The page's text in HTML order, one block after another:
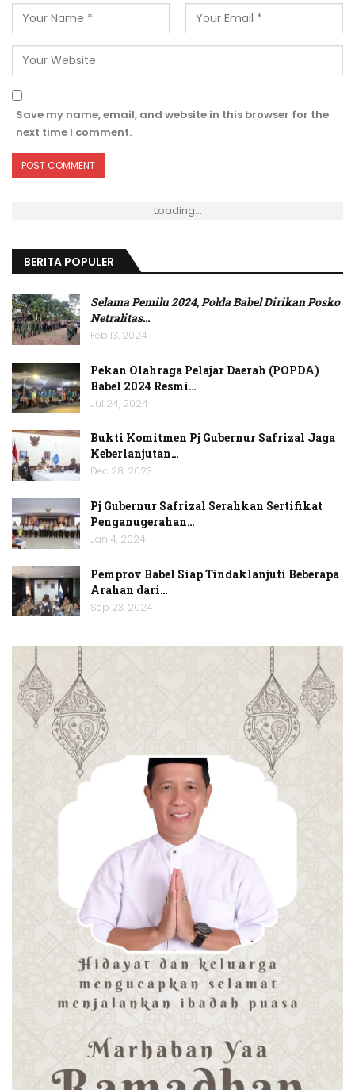
Save my name, email, and website in this browser for the
next time I comment.
Loading...
BERITA POPULER
Selama Pemilu 2024, Polda Babel Dirikan Posko
Netralitas…
Feb 13, 2024
Pekan Olahraga Pelajar Daerah (POPDA)
Babel 2024 Resmi…
Jul 24, 2024
Bukti Komitmen Pj Gubernur Safrizal Jaga
Keberlanjutan…
Dec 28, 2023
Pj Gubernur Safrizal Serahkan Sertifikat
Penganugerahan…
Jan 4, 2024
Pemprov Babel Siap Tindaklanjuti Beberapa
Arahan dari…
Sep 23, 2024